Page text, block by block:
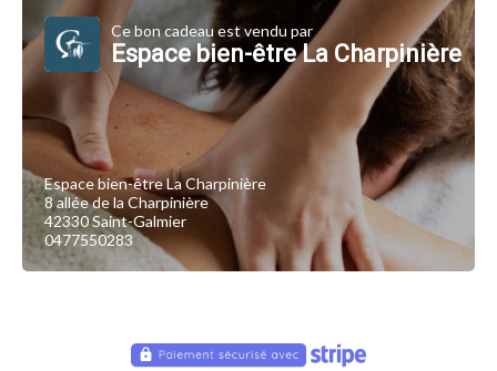
Ce bon cadeau est vendu par
Espace bien-être La Charpinière
Espace bien-être La Charpinière
8 allée de la Charpinière
42330 Saint-Galmier
0477550283